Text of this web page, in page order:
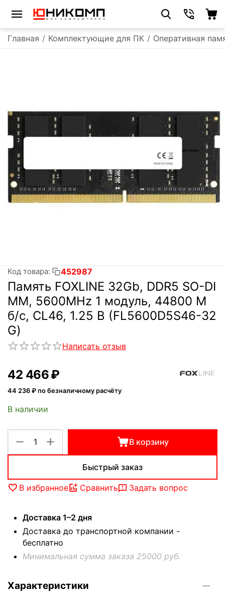
Главная / Комплектующие для ПК / Оперативная
Код товара: 452987
Память FOXLINE 32Gb, DDR5 SO-DI
MM, 5600MHz 1 модуль, 44800 М
б/с, CL46, 1.25 В (FL5600D5S46-32
G)
Написать отзыв
42 466₽
44 236 ₽ по безналичному расчёту
В наличии
+
− В корзину
Быстрый заказ
В избранное Сравнить Задать вопрос
Доставка 1–2 дня
Доставка до транспортной компании -
бесплатно
Минимальная сумма заказа 25000 руб.
Характеристики